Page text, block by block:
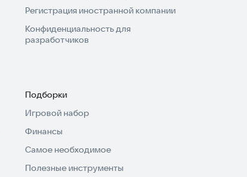
Регистрация иностранной компании
Конфиденциальность для
разработчиков
Подборки
Игровой набор
Финансы
Самое необходимое
Полезные инструменты